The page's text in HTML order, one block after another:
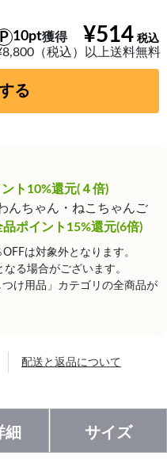
¥514
10pt獲得
（税込）以上送料無料
る
ト10%還元(４倍)
んちゃん・ねこちゃんご
品ポイント15%還元(6倍)
は対象外となります。
る場合がございます。
け用品」カテゴリの全商品が
配送と返品について
細 サイズ